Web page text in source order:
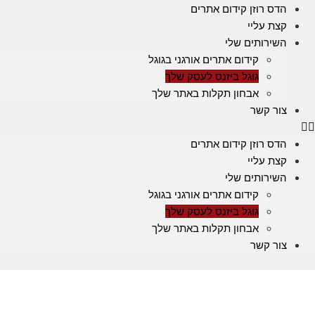
דלג
לתוכן
הדס רוזן קידום אתרים
קצת עליי
השירותים שלי
קידום אתרים אורגני בגוגל
גוגל ביזנס לעסק שלך
אבחון תקלות באתר שלך
צור קשר
הדס רוזן קידום אתרים
קצת עליי
השירותים שלי
קידום אתרים אורגני בגוגל
גוגל ביזנס לעסק שלך
אבחון תקלות באתר שלך
צור קשר